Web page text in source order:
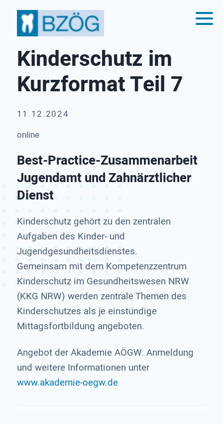
Kinderschutz im
Kurzformat Teil 7
11.12.2024
online
Best-Practice-Zusammenarbeit
Jugendamt und Zahnärztlicher
Dienst
Kinderschutz gehört zu den zentralen
Aufgaben des Kinder- und
Jugendgesundheitsdienstes.
Gemeinsam mit dem Kompetenzzentrum
Kinderschutz im Gesundheitswesen NRW
(KKG NRW) werden zentrale Themen des
Kinderschutzes als je einstündige
Mittagsfortbildung angeboten.
Angebot der Akademie AÖGW. Anmeldung
und weitere Informationen unter
www.akademie-oegw.de